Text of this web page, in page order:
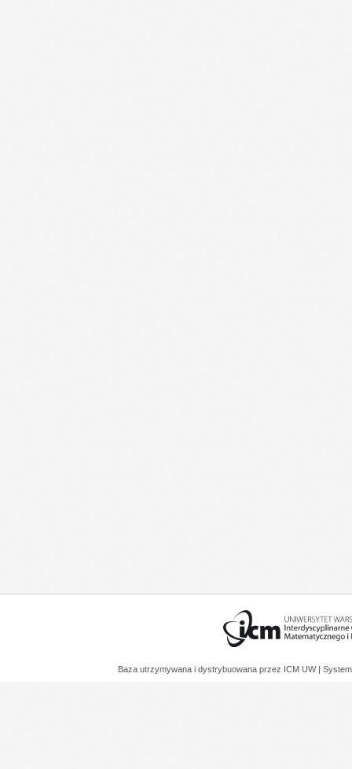
Baza utrzymywana i dystrybuowana przez ICM UW |